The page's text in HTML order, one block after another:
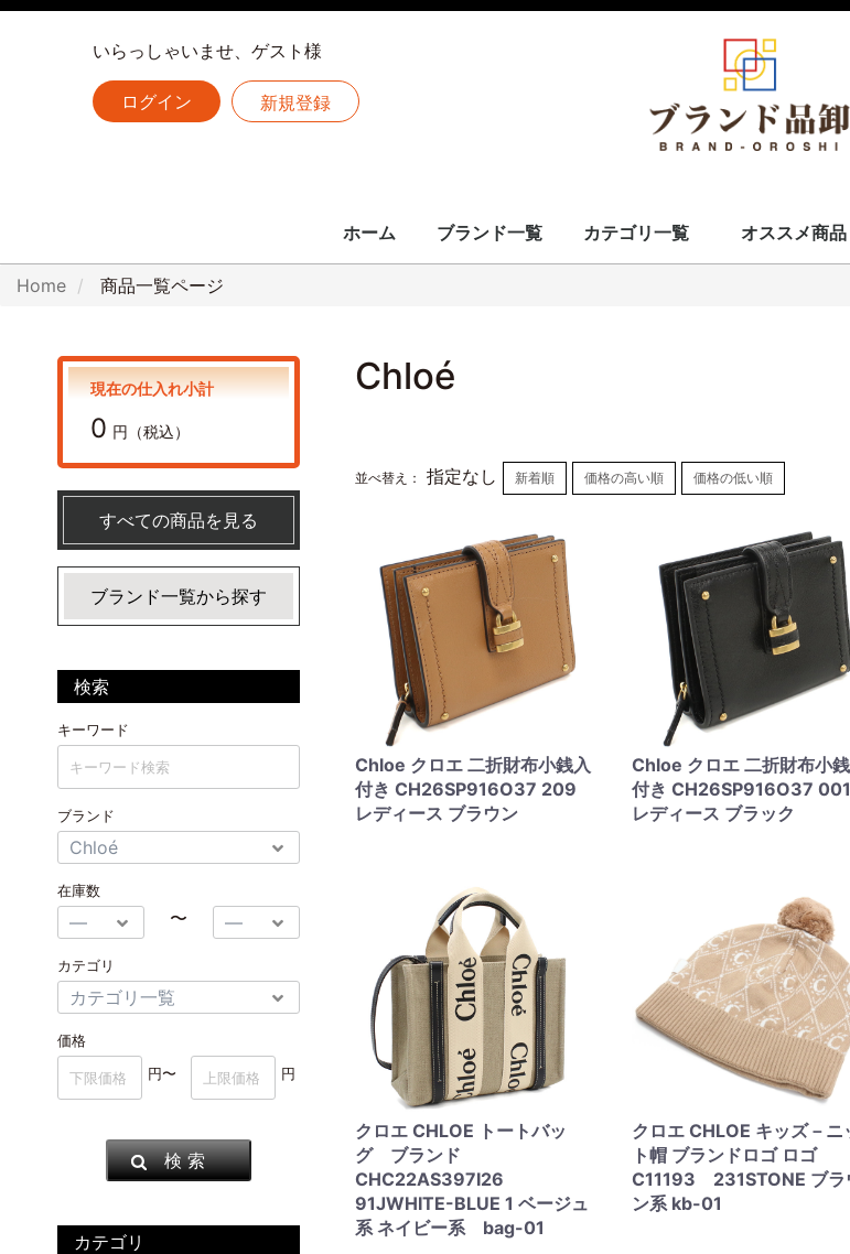
いらっしゃいませ、ゲスト様
ログイン 新規登録
ホーム ブランド一覧 カテゴリ一覧
スカーフ・マ
コート・上着
小物・筆記
バッグ＆ポーチ
財布
腕時計
サングラス、
アロマ＆フレ
帽子
靴
ベルト
ネクタイ
アパレル
ベビー用品
靴下・下着
アクセサリ
ペット用品
ギフトラッピン
その他
ALEXANDRE
BRIEFING
CANADA
UGG
Stefano
CAPE HORN
ZANELLATO
IL BISONTE
Vivienne
GIANNI
CARBOTTI
Advisor
Kahler
Arabia
PATOU
Mackage
Satellite
Carhartt
Banyan's
MARKET
PHARMACY
MC2 SAINT
GIORGIO
YUZEFI
J&M
Vivienne
14BROS
STAMERRA
SEE BY
PENDLETON
OPENING
MSGM
LACOSTE
Kiton
KAPPA GOLF
HYDROGEN
本間ゴルフ
GOLDEN
FRED PERRY
EA7
DROLE DE
CULTI
Conklin
BUNNIES BY
BRUNELLO
Brioni
BROOKLYN
ARMANI
APEDE MOD
VALEXTRA
MM6
MAISON
ISABEL
Sara Burglar
Zeus+Dione
Alexander
MaxMara
Maison
NIKE
ROLEX
AMI PARIS
JIL SANDER
TOD's
OFF-WHITE
Chloé
MARNI
STELLA
CELINE
Karl Lagerfeld
MOOSE
CANADA
BALMAIN
KENZO
TOM FORD
LOEWE
USED
Dr.Martens
GREGORY
TOMMY
CHARLES
MISSONI
VERSACE
LANVAN
Lunaria
WOOLRICH
Côte&Ciel
MONTECORE
MONCLER
MARIMEKKO
DIOR
MIUMIU
Ray-Ban
POLICE
LAVENHAM
VALENTINO
IL BISONTE
HUGO BOSS
TATRAS
Le Sport sac
GOYARD
GIVENCHY
FRANKIE
BORGIOLI
GHERARDINI
MARC
OUTLET
TORY BURCH
DUVETICA
GLENROYAL
BVLGARI
BURBERRY
BERLUTI
BOTTEGA
BALENCIAGA
RALPH
PRIMA
PRADA
Paul Smith
MICHAEL
LONGCHAMP
JIMMY CHOO
JACK SPADE
Jacques Britt
GUCCI
FURLA
FERRAGAMO
FENDI
FELISI
DUNHILL
DIESEL
Di Giorgio
COACH
Christian
CALVIN KLEIN
BALLY
CADINI
FEILER
BARK
MCM
Saint Laurent
Orobianco
EMPORIO
HERMES
CHANEL
LOUIS
オススメ商品
Home 商品一覧ページ
現在の仕入れ小計
0 円（税込）
すべての商品を見る
ブランド一覧から探す
検索
キーワード
ブランド
在庫数
〜
カテゴリ
価格
円〜
円
検 索
カテゴリ
Chloé
並べ替え： 指定なし 新着順 価格の高い順 価格の低い順
Chloe クロエ 二折財布小銭入
付き CH26SP916O37 209
レディース ブラウン
Chloe クロエ 二折財布小
付き CH26SP916O37 001
レディース ブラック
クロエ CHLOE トートバッ
グ ブランド
CHC22AS397I26
91JWHITE-BLUE 1 ベージュ
系 ネイビー系 bag-01
クロエ CHLOE キッズ－ニ
ト帽 ブランドロゴ ロゴ
C11193 231STONE ブラ
ン系 kb-01